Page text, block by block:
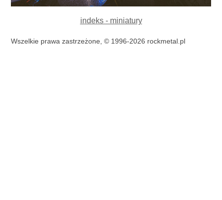
indeks - miniatury
Wszelkie prawa zastrzeżone, © 1996-2026 rockmetal.pl